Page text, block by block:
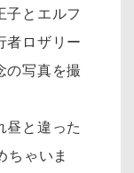
とエルフ
者ロザリー
の写真を撮
昼と違った
ちゃいま